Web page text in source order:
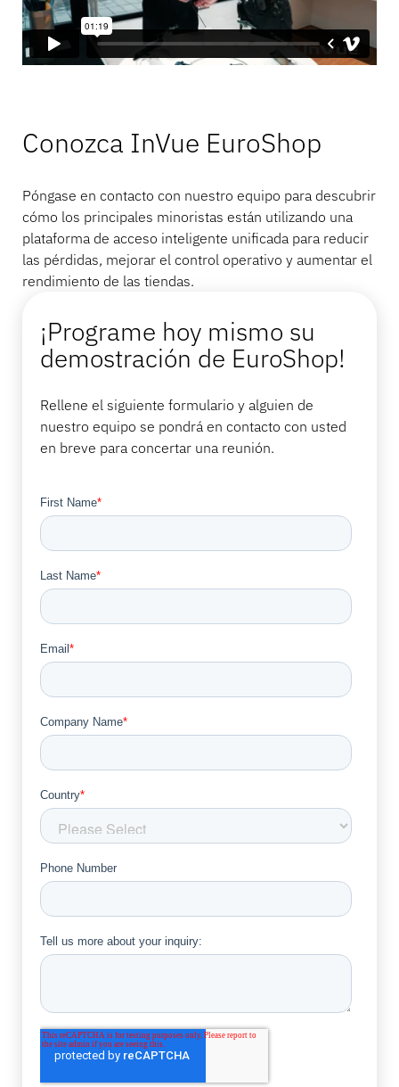
Conozca InVue EuroShop
Póngase en contacto con nuestro equipo para descubrir
cómo los principales minoristas están utilizando una
plataforma de acceso inteligente unificada para reducir
las pérdidas, mejorar el control operativo y aumentar el
rendimiento de las tiendas.
¡Programe hoy mismo su
demostración de EuroShop!
Rellene el siguiente formulario y alguien de
nuestro equipo se pondrá en contacto con usted
en breve para concertar una reunión.